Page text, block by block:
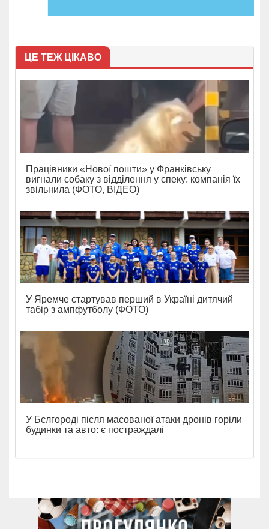
ЦЕ ТЕЖ ЦІКАВО
Працівники «Нової пошти» у Франківську
вигнали собаку з відділення у спеку: компанія їх
звільнила (ФОТО, ВІДЕО)
У Яремче стартував перший в Україні дитячий
табір з ампфутболу (ФОТО)
У Бєлгороді після масованої атаки дронів горіли
будинки та авто: є постраждалі